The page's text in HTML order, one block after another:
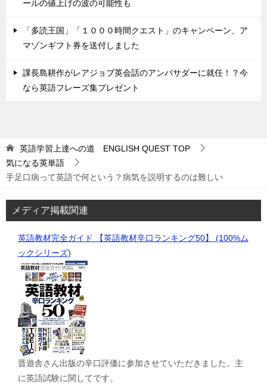
ールの値上げの波の可能性も
「多読王国」「１０００時間クエスト」のキャンペーン、ア
マゾンギフト券を送付しました
課長島耕作がレアジョブ英会話のアンバサダーに就任！？今
なら英語フレーズ集プレゼント
英語学習上達への道 ENGLISH QUEST TOP
気になる英単語
手足口病って英語で何という？病気を説明するのは難しい
メディア掲載関連
英語教材完全ガイド 【英語教材辛口ランキング50】 (100%ム
ックシリーズ)
晋遊舎さん出版の辛口評価に参加させていただきました。主
に英語試験に関してです。